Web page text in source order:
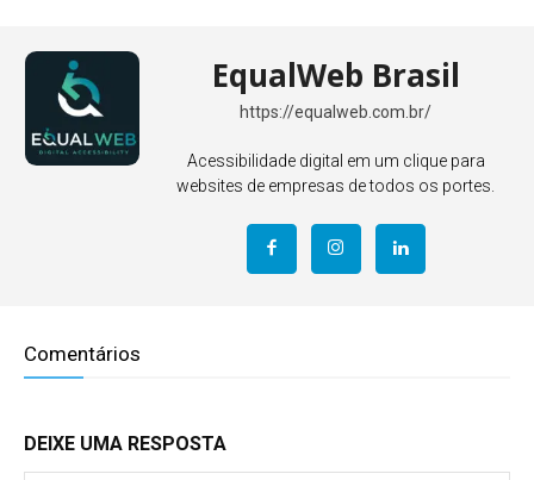
EqualWeb Brasil
https://equalweb.com.br/
Acessibilidade digital em um clique para
websites de empresas de todos os portes.
Comentários
DEIXE UMA RESPOSTA